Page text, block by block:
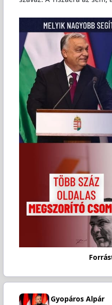
Gyopáros Alpár